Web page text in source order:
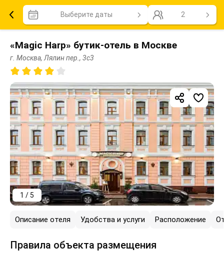
Выберите даты 2
«Magic Harp» бутик-отель в Москве
г. Москва, Лялин пер., 3с3
1 / 5
Описание отеля Удобства и услуги Расположение
Правила объекта размещения